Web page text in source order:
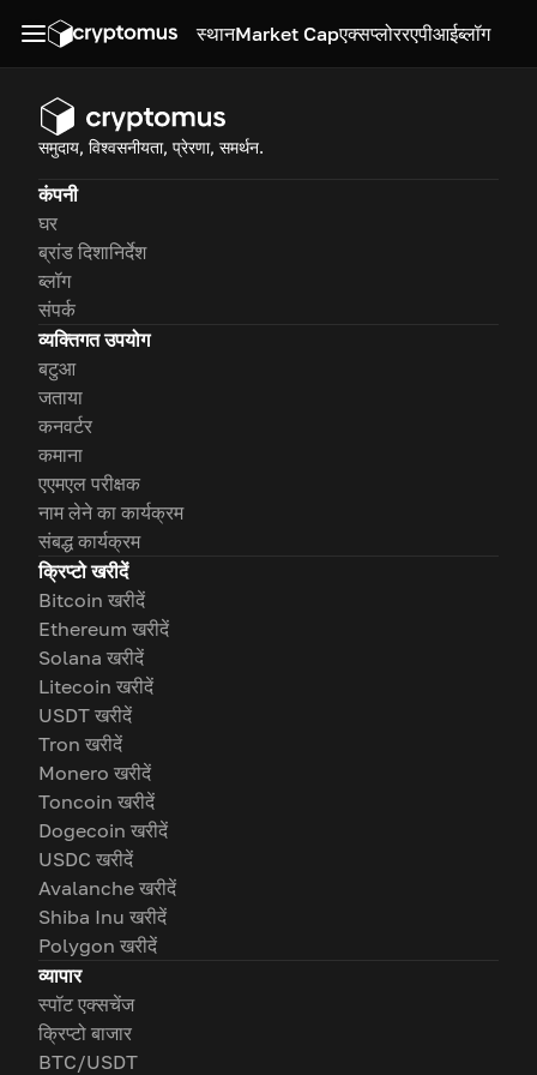
स्थानMarket Capएक्सप्लोररएपीआईब्लॉग
समुदाय, विश्वसनीयता, प्रेरणा, समर्थन.
कंपनी
घर
ब्रांड दिशानिर्देश
ब्लॉग
संपर्क
व्यक्तिगत उपयोग
बटुआ
जताया
कनवर्टर
कमाना
एएमएल परीक्षक
नाम लेने का कार्यक्रम
संबद्ध कार्यक्रम
क्रिप्टो खरीदें
Bitcoin खरीदें
Ethereum खरीदें
Solana खरीदें
Litecoin खरीदें
USDT खरीदें
Tron खरीदें
Monero खरीदें
Toncoin खरीदें
Dogecoin खरीदें
USDC खरीदें
Avalanche खरीदें
Shiba Inu खरीदें
Polygon खरीदें
व्यापार
स्पॉट एक्सचेंज
क्रिप्टो बाजार
BTC/USDT